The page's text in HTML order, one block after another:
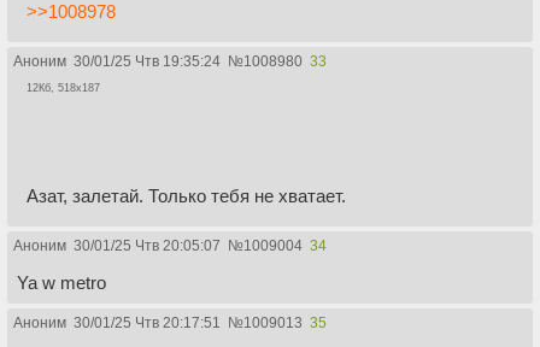
>>1008978
Аноним 30/01/25 Чтв 19:35:24 №1008980 33
12Кб, 518x187
Азат, залетай. Только тебя не хватает.
Аноним 30/01/25 Чтв 20:05:07 №1009004 34
Ya w metro
Аноним 30/01/25 Чтв 20:17:51 №1009013 35